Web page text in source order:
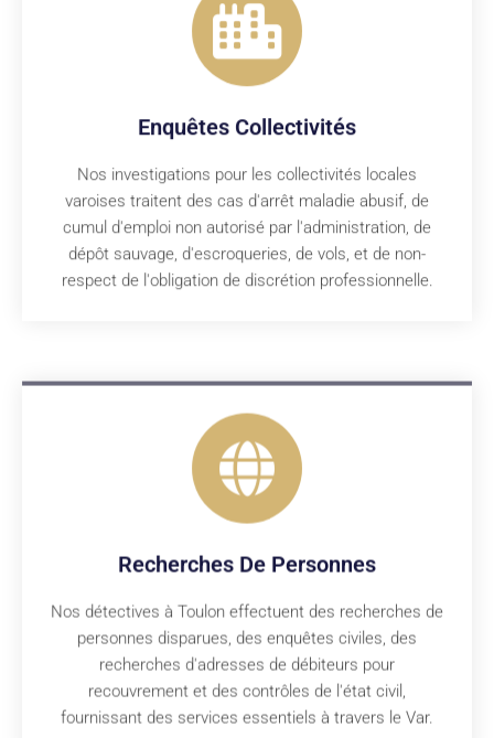
Enquêtes Collectivités
Nos investigations pour les collectivités locales
varoises traitent des cas d'arrêt maladie abusif, de
cumul d'emploi non autorisé par l'administration, de
dépôt sauvage, d'escroqueries, de vols, et de non-
respect de l'obligation de discrétion professionnelle.
Recherches De Personnes
Nos détectives à Toulon effectuent des recherches de
personnes disparues, des enquêtes civiles, des
recherches d'adresses de débiteurs pour
recouvrement et des contrôles de l'état civil,
fournissant des services essentiels à travers le Var.